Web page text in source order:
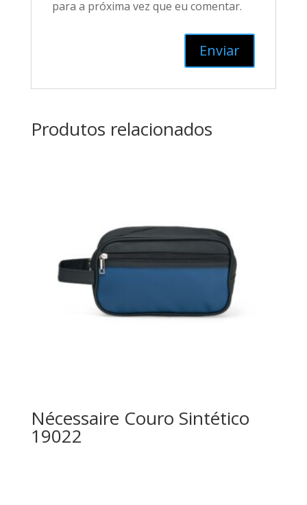
para a próxima vez que eu comentar.
Produtos relacionados
Nécessaire Couro Sintético
19022